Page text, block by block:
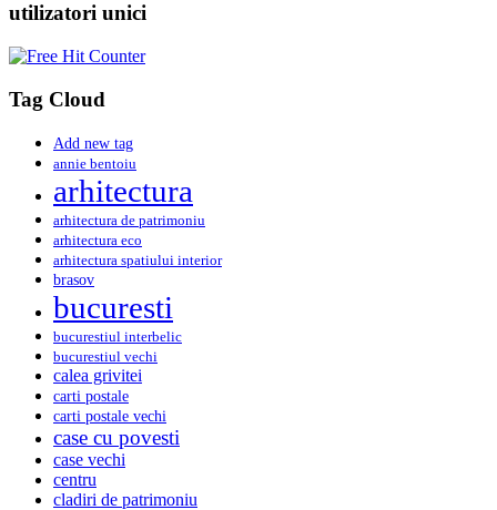
utilizatori unici
Tag Cloud
Add new tag
annie bentoiu
arhitectura
arhitectura de patrimoniu
arhitectura eco
arhitectura spatiului interior
brasov
bucuresti
bucurestiul interbelic
bucurestiul vechi
calea grivitei
carti postale
carti postale vechi
case cu povesti
case vechi
centru
cladiri de patrimoniu